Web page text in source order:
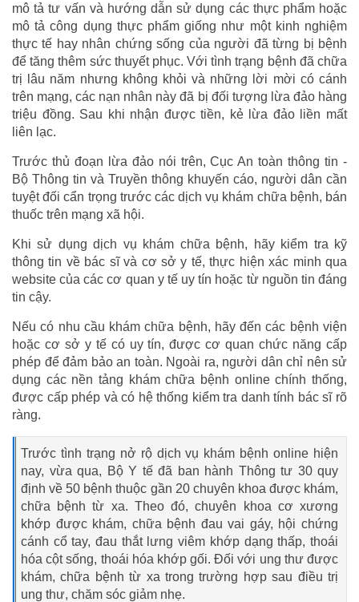
mô tả tư vấn và hướng dẫn sử dụng các thực phẩm hoặc
mô tả công dụng thực phẩm giống như một kinh nghiệm
thực tế hay nhân chứng sống của người đã từng bị bệnh
để tăng thêm sức thuyết phục. Với tình trạng bệnh đã chữa
trị lâu năm nhưng không khỏi và những lời mời có cánh
trên mạng, các nạn nhân này đã bị đối tượng lừa đảo hàng
triệu đồng. Sau khi nhận được tiền, kẻ lừa đảo liền mất
liên lạc.
Trước thủ đoạn lừa đảo nói trên, Cục An toàn thông tin -
Bộ Thông tin và Truyền thông khuyến cáo, người dân cần
tuyệt đối cẩn trọng trước các dịch vụ khám chữa bệnh, bán
thuốc trên mạng xã hội.
Khi sử dụng dịch vụ khám chữa bệnh, hãy kiểm tra kỹ
thông tin về bác sĩ và cơ sở y tế, thực hiện xác minh qua
website của các cơ quan y tế uy tín hoặc từ nguồn tin đáng
tin cậy.
Nếu có nhu cầu khám chữa bệnh, hãy đến các bệnh viện
hoặc cơ sở y tế có uy tín, được cơ quan chức năng cấp
phép để đảm bảo an toàn. Ngoài ra, người dân chỉ nên sử
dụng các nền tảng khám chữa bệnh online chính thống,
được cấp phép và có hệ thống kiểm tra danh tính bác sĩ rõ
ràng.
Trước tình trạng nở rộ dịch vụ khám bệnh online hiện
nay, vừa qua, Bộ Y tế đã ban hành Thông tư 30 quy
định về 50 bệnh thuộc gần 20 chuyên khoa được khám,
chữa bệnh từ xa. Theo đó, chuyên khoa cơ xương
khớp được khám, chữa bệnh đau vai gáy, hội chứng
cánh cổ tay, đau thắt lưng viêm khớp dạng thấp, thoái
hóa cột sống, thoái hóa khớp gối. Đối với ung thư được
khám, chữa bệnh từ xa trong trường hợp sau điều trị
ung thư, chăm sóc giảm nhẹ.